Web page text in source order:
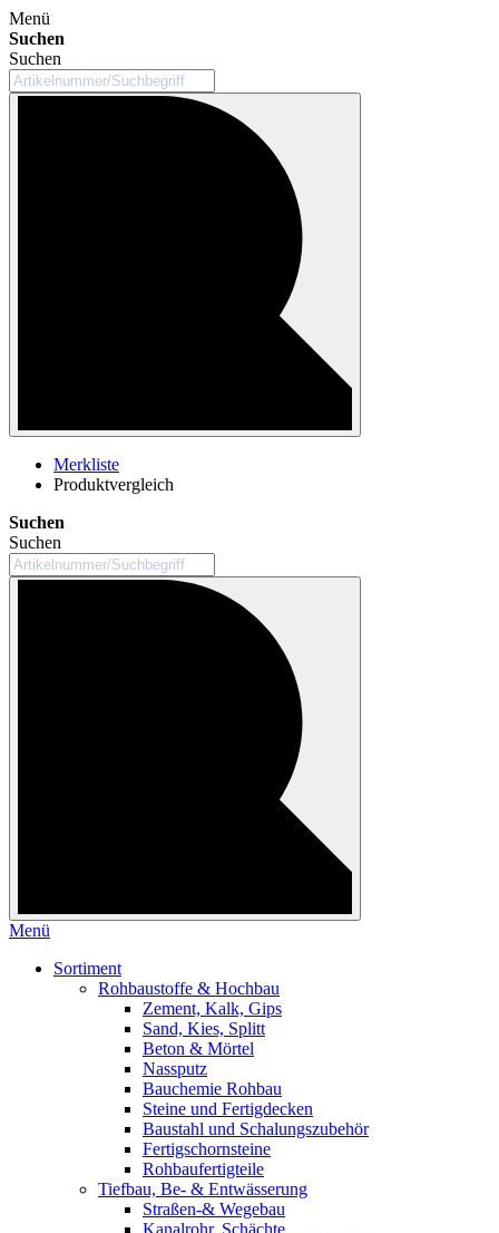
Menü
Suchen
Suchen
Merkliste
Produktvergleich
Suchen
Suchen
Menü
Sortiment
Rohbaustoffe & Hochbau
Zement, Kalk, Gips
Sand, Kies, Splitt
Beton & Mörtel
Nassputz
Bauchemie Rohbau
Steine und Fertigdecken
Baustahl und Schalungszubehör
Fertigschornsteine
Rohbaufertigteile
Tiefbau, Be- & Entwässerung
Straßen-& Wegebau
Kanalrohr, Schächte